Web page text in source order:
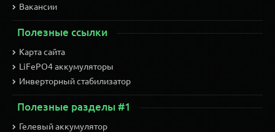
Вакансии
Полезные ссылки
Карта сайта
LiFePO4 аккумуляторы
Инверторный стабилизатор
Полезные разделы #1
Гелевый аккумулятор